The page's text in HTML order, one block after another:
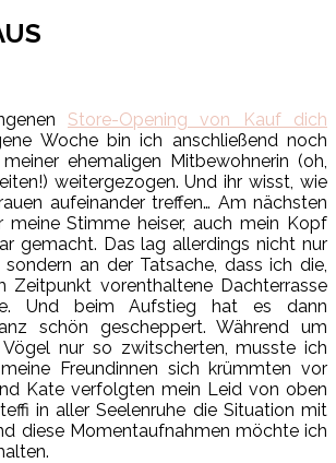
Store-Opening von Kauf dich
Woche bin ich anschließend noch
ehemaligen Mitbewohnerin (oh,
weitergezogen. Und ihr wisst, wie
aufeinander treffen… Am nächsten
meine Stimme heiser, auch mein Kopf
gemacht. Das lag allerdings nicht nur
an der Tatsache, dass ich die,
Zeitpunkt vorenthaltene Dachterrasse
Und beim Aufstieg hat es dann
schön gescheppert. Während um
nur so zwitscherten, musste ich
Freundinnen sich krümmten vor
Kate verfolgten mein Leid von oben
in aller Seelenruhe die Situation mit
diese Momentaufnahmen möchte ich